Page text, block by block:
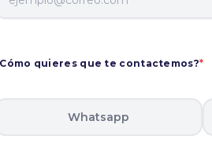
quieres que te contactemos?*
Whatsapp